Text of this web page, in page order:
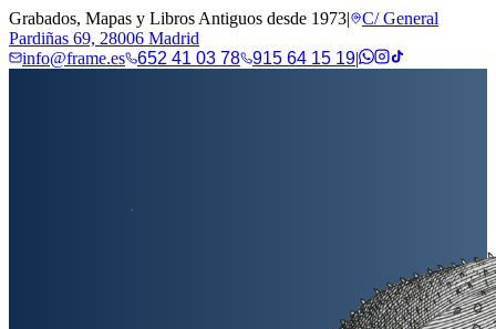
Grabados, Mapas y Libros Antiguos desde 1973|
C/ General
Pardiñas 69, 28006 Madrid
info@frame.es
652 41 03 78 915 64 15 19|